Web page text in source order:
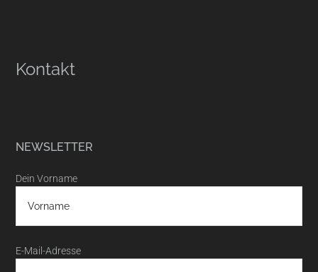
Kontakt
NEWSLETTER
Dein Vorname
E-Mail-Adresse